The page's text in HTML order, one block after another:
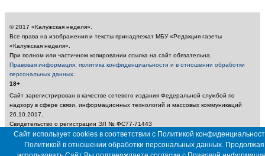
© 2017 «Калужская неделя».
Все права на изображения и тексты принадлежат МБУ «Редакция газеты
«Калужская неделя».
При полном или частичном копировании ссылка на сайт обязательна.
Правовая информация, политика конфиденциальности и в отношении обработки
персональных данных
18+
Сайт зарегистрирован в качестве сетевого издания Федеральной службой по
надзору в сфере связи, информационных технологий и массовых коммуникаций
26.10.2017.
Свидетельство о регистрации ЭЛ № ФС77-71443
Учредитель: Муниципальное бюджетное учреждение «Редакция газеты «Калужская
неделя»
Главный редактор: Амбарцумян А. Ю. / Электронный адрес редакции:
Сайт использует cookies в соответствии с Политикой
Политикой в отношении обработки персональных данных. Продолжая